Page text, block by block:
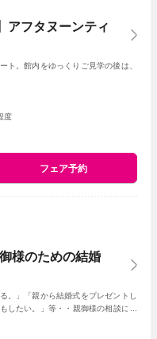
アフタヌーンティ
。館内をゆっくりご見学の後は、
度
フェア予約
様のための結婚
。」「親から結婚式をプレゼントし
したい。」等・・親御様の相談にベ